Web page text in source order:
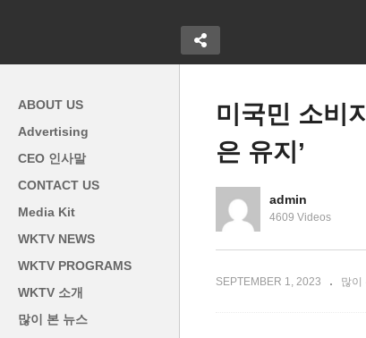
미국 이민노동자 약이냐 독이
ABOUT US
Advertising
CEO 인사말
CONTACT US
Media Kit
WKTV NEWS
WKTV PROGRAMS
WKTV 소개
많이 본 뉴스
미국민 소비
은 유지’
admin
4609 Videos
SEPTEMBER 1, 2023 많이